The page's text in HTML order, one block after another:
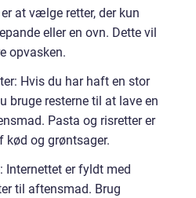
at vælge retter, der kun
eller en ovn. Dette vil
opvasken.
Hvis du har haft en stor
bruge resterne til at lave en
Pasta og risretter er
kød og grøntsager.
Internettet er fyldt med
til aftensmad. Brug